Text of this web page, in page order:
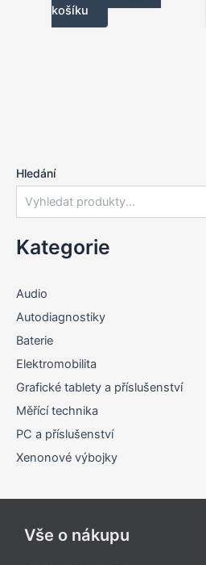
Hledání
Kategorie
Audio
Autodiagnostiky
Baterie
Elektromobilita
Grafické tablety a příslušenství
Měřící technika
PC a příslušenství
Xenonové výbojky
košíku
Vše o nákupu